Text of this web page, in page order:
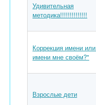
Удивительная
методика!!!!!!!!!!!!!!
Коррекция имени
имени мне своём?"
Взрослые дети